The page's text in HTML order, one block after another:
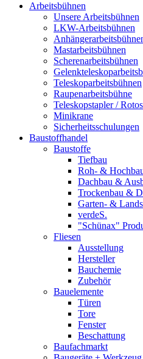
Arbeitsbühnen
Unsere Arbeitsbühnen
LKW-Arbeitsbühnen
Mastarbeitsbühnen
Scherenarbeitsbühnen
Teleskoparbeitsbühnen
Raupenarbeitsbühne
Teleskopstapler /
Minikrane
Sicherheitsschulungen
Baustoffhandel
Baustoffe
Tiefbau
Roh- &
Dachbau &
Trockenbau &
Garten- &
verdeS.
"Schünax"
Fliesen
Ausstellung
Hersteller
Bauchemie
Zubehör
Bauelemente
Türen
Tore
Fenster
Beschattung
Baufachmarkt